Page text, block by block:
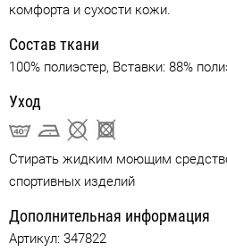
комфорта и сухости кожи.
Состав ткани
100% полиэстер, Вставки: 88%
Уход
Стирать жидким моющим
спортивных изделий
Дополнительная информация
Артикул: 347822